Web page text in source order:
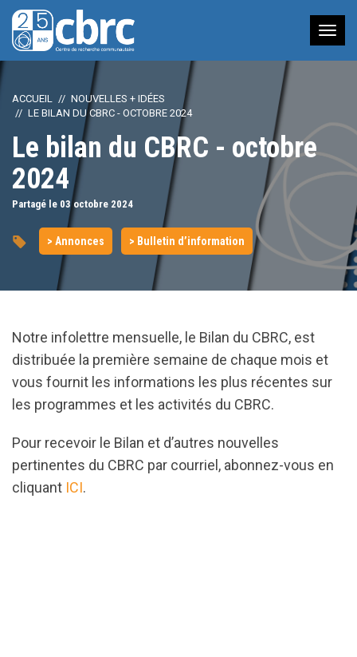
à
ACCUEIL
NOUVELLES + IDÉES
LE BILAN DU CBRC - OCTOBRE 2024
Le bilan du CBRC - octobre
2024
Partagé le 03octobre 2024
> Annonces > Bulletin d’information
Notre infolettre mensuelle, le Bilan du CBRC, est
distribuée la première semaine de chaque mois et
vous fournit les informations les plus récentes sur
les programmes et les activités du CBRC.
Pour recevoir le Bilan et d’autres nouvelles
pertinentes du CBRC par courriel, abonnez-vous en
cliquant ICI.